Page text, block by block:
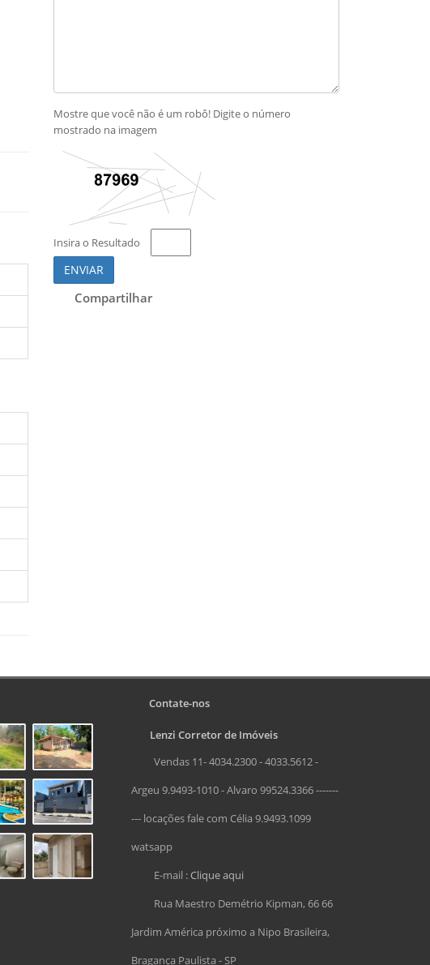
Mostre que você não é um robô! Digite o número
mostrado na imagem
Insira o Resultado
ENVIAR
Compartilhar
Contate-nos
Lenzi Corretor de Imóveis
Vendas 11- 4034.2300 - 4033.5612 -
Argeu 9.9493-1010 - Alvaro 99524.3366 -------
--- locações fale com Célia 9.9493.1099
watsapp
E-mail :Clique aqui
Rua Maestro Demétrio Kipman, 66 66
Jardim América próximo a Nipo Brasileira,
Bragança Paulista - SP